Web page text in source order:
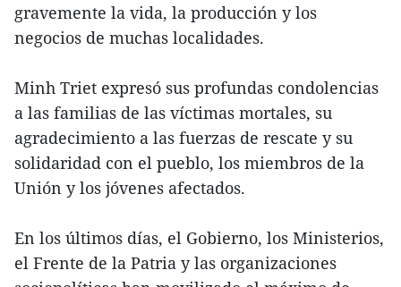
gravemente la vida, la producción y los
negocios de muchas localidades.
Minh Triet expresó sus profundas condolencias
a las familias de las víctimas mortales, su
agradecimiento a las fuerzas de rescate y su
solidaridad con el pueblo, los miembros de la
Unión y los jóvenes afectados.
En los últimos días, el Gobierno, los Ministerios,
el Frente de la Patria y las organizaciones